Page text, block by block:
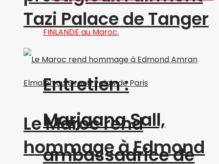
Tazi Palace de Tanger
Le Maroc rend
hommage à Edmond
Entretien :
Marjaana Sall,
ambassadrice de